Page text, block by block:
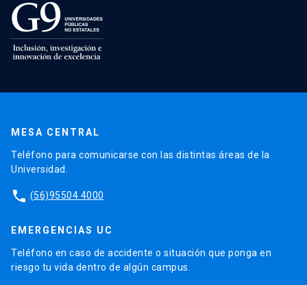
MESA CENTRAL
Teléfono para comunicarse con las distintas áreas de la
Universidad.
phone (56)95504 4000
EMERGENCIAS UC
Teléfono en caso de accidente o situación que ponga en
riesgo tu vida dentro de algún campus.